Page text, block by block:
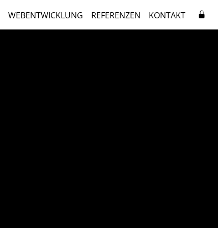
WEBENTWICKLUNG REFERENZEN KONTAKT